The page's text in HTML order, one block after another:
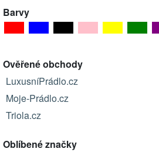
Barvy
Ověřené obchody
LuxusníPrádlo.cz
Moje-Prádlo.cz
Triola.cz
Oblíbené značky